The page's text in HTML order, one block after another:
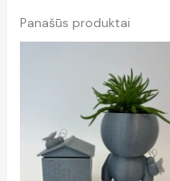
Panašūs produktai